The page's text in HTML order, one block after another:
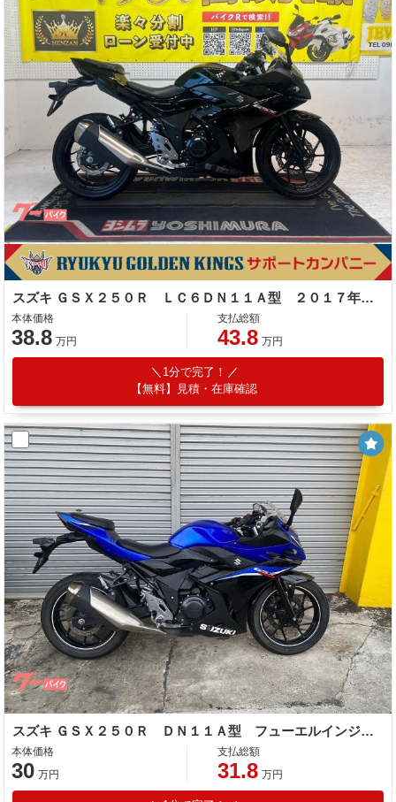
スズキ ＧＳＸ２５０Ｒ ＬＣ６ＤＮ１１Ａ型 ２０１７年モデル サイドスタンド スクリーン スペアキー ヘルメットロック
本体価格
38.8 万円
支払総額
43.8 万円
1分で完了！
【無料】見積・在庫確認
スズキ ＧＳＸ２５０Ｒ ＤＮ１１Ａ型 フューエルインジェクションシステム
本体価格
30 万円
支払総額
31.8 万円